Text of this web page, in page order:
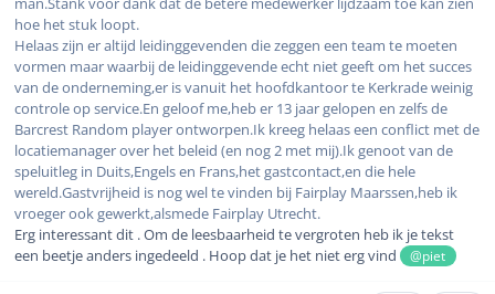
hoe het stuk loopt.
Helaas zijn er altijd leidinggevenden die zeggen een team te moeten
vormen maar waarbij de leidinggevende echt niet geeft om het succes
van de onderneming,er is vanuit het hoofdkantoor te Kerkrade weinig
controle op service.En geloof me,heb er 13 jaar gelopen en zelfs de
Barcrest Random player ontworpen.Ik kreeg helaas een conflict met de
locatiemanager over het beleid (en nog 2 met mij).Ik genoot van de
speluitleg in Duits,Engels en Frans,het gastcontact,en die hele
wereld.Gastvrijheid is nog wel te vinden bij Fairplay Maarssen,heb ik
vroeger ook gewerkt,alsmede Fairplay Utrecht.
Erg interessant dit . Om de leesbaarheid te vergroten heb ik je tekst
een beetje anders ingedeeld . Hoop dat je het niet erg vind
@piet